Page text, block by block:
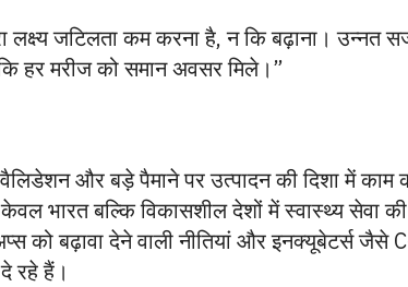
लक्ष्य जटिलता कम करना है, न कि बढ़ाना। उन्नत
हर मरीज को समान अवसर मिले।”
और बड़े पैमाने पर उत्पादन की दिशा में काम
भारत बल्कि विकासशील देशों में स्वास्थ्य सेवा
को बढ़ावा देने वाली नीतियां और इनक्यूबेटर्स जैसे
रहे हैं।